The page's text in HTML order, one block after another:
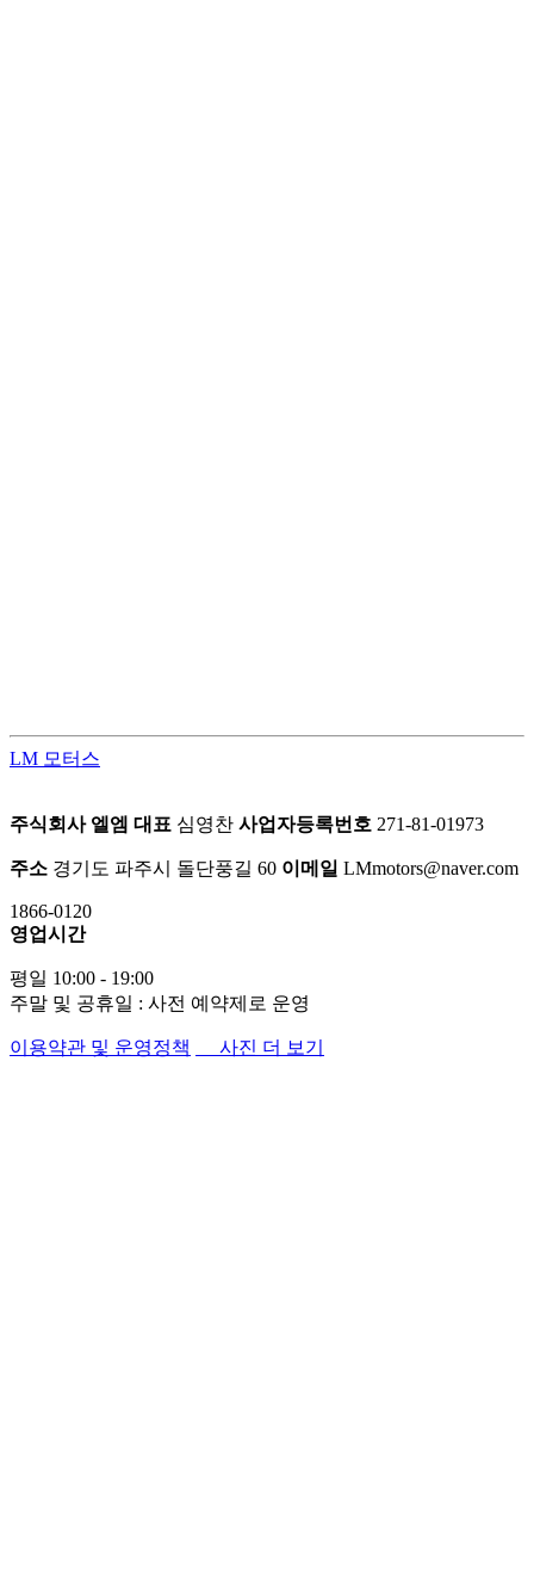
LM 모터스
주식회사 엘엠 대표 심영찬 사업자등록번호 271-81-01973
주소 경기도 파주시 돌단풍길 60 이메일 LMmotors@naver.com
1866-0120
영업시간
평일 10:00 - 19:00
주말 및 공휴일 : 사전 예약제로 운영
이용약관 및 운영정책 사진 더 보기